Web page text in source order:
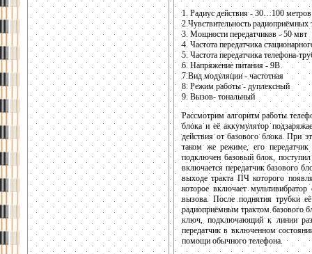
1. Радиус действия - 30…100 метров
2.Чувствительность
3. Мощности передатчиков - 50 мвт
4. Частота передатчика
5. Частота передатчика телефона-
6. Напряжение питания - 9В
7.Вид модуляции - частотная
8. Режим работы - дуплексный
9. Вызов- тональный
Рассмотрим алгоритм работы
блока и её аккумулятор
действия от базового блока. При
таком же режиме, его
подключен базовый блок,
включается передатчик базового
выходе тракта ПЧ которого
которое включает
вызова. После поднятия трубки
радиоприёмным трактом базового
ключ, подключающий к линии
передатчик в включенном
помощи обычного телефона.